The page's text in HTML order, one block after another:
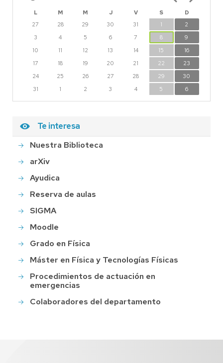
L M M J V S
D
27
28 29 30 31 1
2
3
4 5 6 7 8
9
10
11 12 13 14 15
16
17
18 19 20 21 22
23
24
25 26 27 28 29
30
31
1 2 3 4 5 6
Te interesa
Nuestra Biblioteca
arXiv
Ayudica
Reserva de aulas
SIGMA
Moodle
Grado en Física
Máster en Física y Tecnologías Físicas
Procedimientos de actuación en
emergencias
Colaboradores del departamento